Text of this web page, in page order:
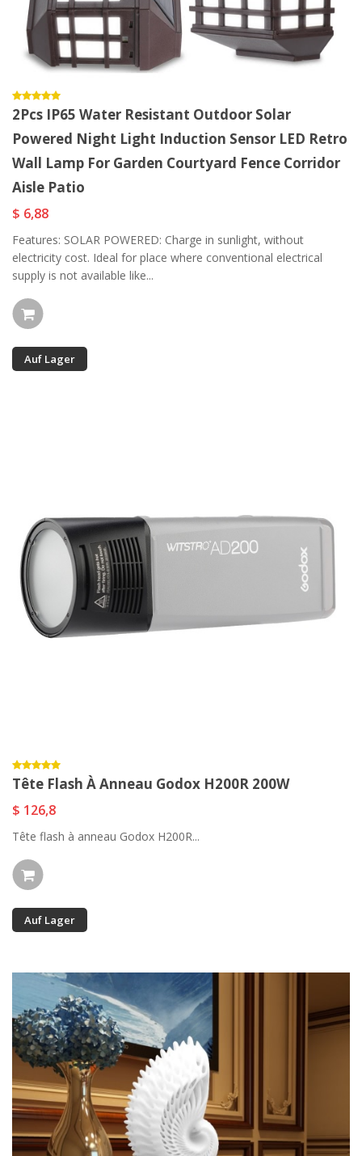
2Pcs IP65 Water Resistant Outdoor Solar
Powered Night Light Induction Sensor LED Retro
Wall Lamp For Garden Courtyard Fence Corridor
Aisle Patio
$ 6,88
Features: SOLAR POWERED: Charge in sunlight, without
electricity cost. Ideal for place where conventional electrical
supply is not available like...
Auf Lager
Tête Flash À Anneau Godox H200R 200W
$ 126,8
Tête flash à anneau Godox H200R...
Auf Lager